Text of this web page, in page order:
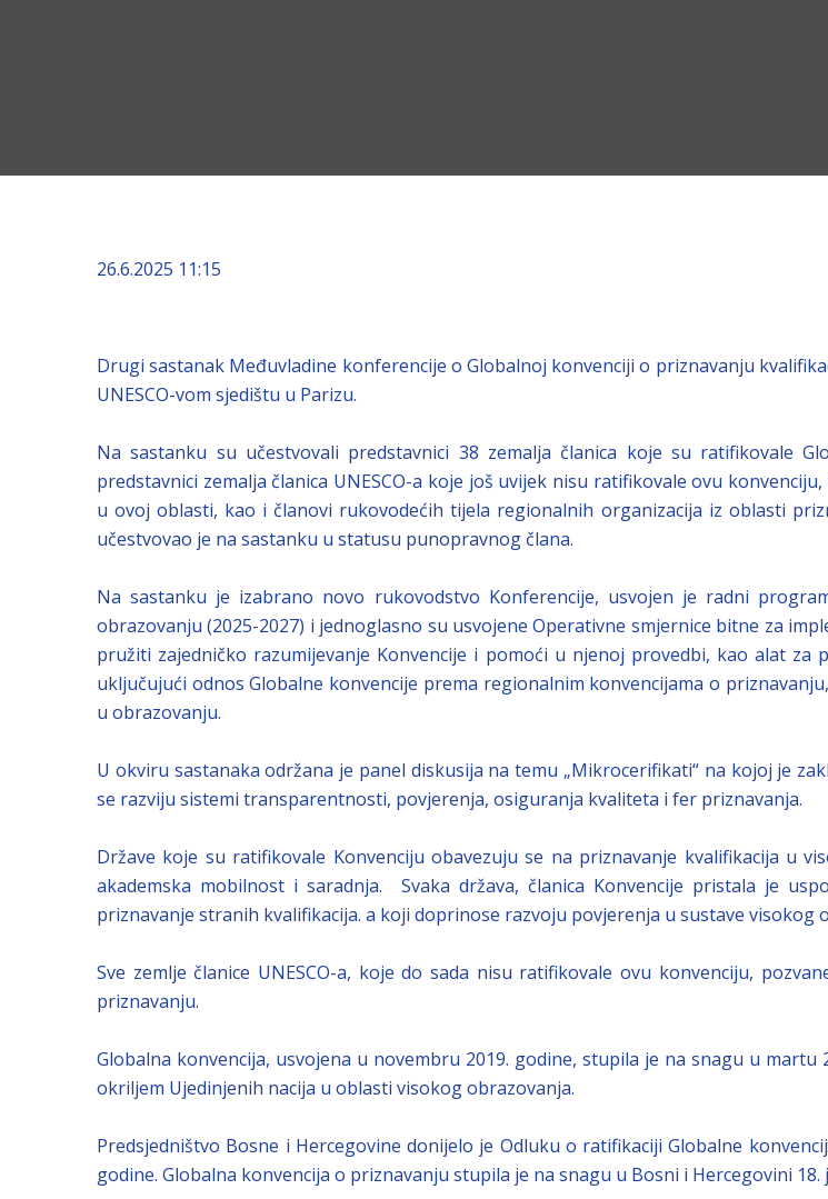
26.6.2025 11:15
Drugi sastanak Međuvladine konferencije o Globalnoj konvenciji o priznavanju
UNESCO-vom sjedištu u Parizu.
Na sastanku su učestvovali predstavnici 38 zemalja članica koje su ratifikovale
predstavnici zemalja članica UNESCO-a koje još uvijek nisu ratifikovale ovu
u ovoj oblasti, kao i članovi rukovodećih tijela regionalnih organizacija iz oblasti
učestvovao je na sastanku u statusu punopravnog člana.
Na sastanku je izabrano novo rukovodstvo Konferencije, usvojen je radni
obrazovanju (2025-2027) i jednoglasno su usvojene Operativne smjernice bitne za
pružiti zajedničko razumijevanje Konvencije i pomoći u njenoj provedbi, kao alat
uključujući odnos Globalne konvencije prema regionalnim konvencijama o
u obrazovanju.
U okviru sastanaka održana je panel diskusija na temu „Mikrocerifikati“ na kojoj je
se razviju sistemi transparentnosti, povjerenja, osiguranja kvaliteta i fer priznavanja.
Države koje su ratifikovale Konvenciju obavezuju se na priznavanje kvalifikacija u
akademska mobilnost i saradnja. Svaka država, članica Konvencije pristala je
priznavanje stranih kvalifikacija. a koji doprinose razvoju povjerenja u sustave visokog
Sve zemlje članice UNESCO-a, koje do sada nisu ratifikovale ovu konvenciju,
priznavanju.
Globalna konvencija, usvojena u novembru 2019. godine, stupila je na snagu u
okriljem Ujedinjenih nacija u oblasti visokog obrazovanja.
Predsjedništvo Bosne i Hercegovine donijelo je Odluku o ratifikaciji Globalne
godine. Globalna konvencija o priznavanju stupila je na snagu u Bosni i Hercegovini 18.